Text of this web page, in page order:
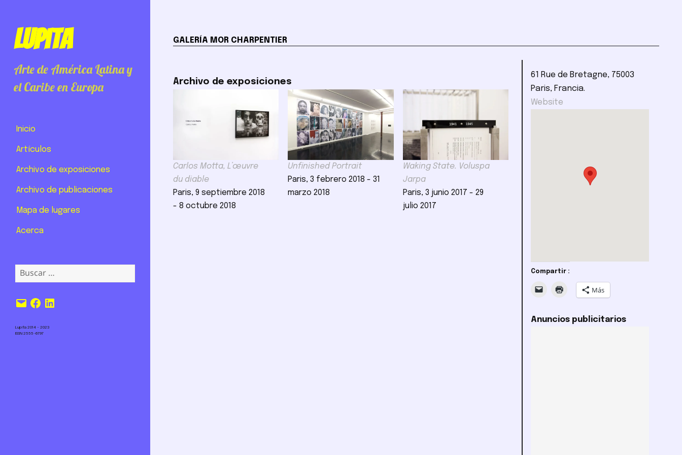
Lupita
Arte de América Latina y
el Caribe en Europa
Inicio
Artículos
Archivo de exposiciones
Archivo de publicaciones
Mapa de lugares
Acerca
Buscar:
Correo
electrónico
Facebook
LinkedIn
Lupita 2014 – 2023
ISSN 2555-6797
GALERÍA MOR CHARPENTIER
Archivo de exposiciones
Carlos Motta, L’œuvre
du diable
Paris, 9 septiembre 2018
- 8 octubre 2018
Unfinished Portrait
Paris, 3 febrero 2018 - 31
marzo 2018
Waking State. Voluspa
Jarpa
Paris, 3 junio 2017 - 29
julio 2017
61 Rue de Bretagne, 75003
Paris, Francia.
Website
Compartir :
Más
Anuncios publicitarios